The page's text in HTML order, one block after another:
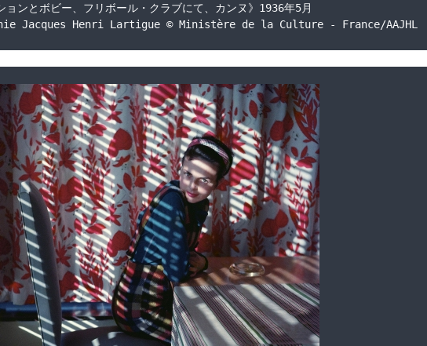
ョンとボビー、フリボール・クラブにて、カンヌ》1936年5月
Jacques Henri Lartigue © Ministère de la Culture - France/AAJHL